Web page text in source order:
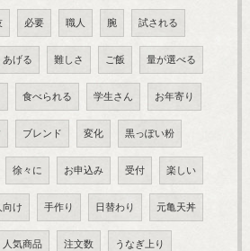
必要 職人 腕 試される
あげる 難しさ ご飯 量が選べる
食べられる 学生さん お年寄り
ブレンド 変化 黒っぽい粉
徐々に お申込み 受付 楽しい
向け 手作り 日替わり 元亀天丼
人気商品 注文数 うなぎ上り